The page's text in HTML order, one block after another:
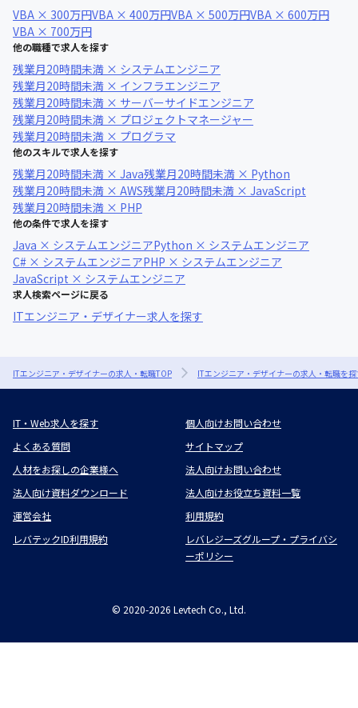
VBA × 300万円VBA × 400万円VBA × 500万円VBA × 600万円
VBA × 700万円
他の職種で求人を探す
残業月20時間未満 × システムエンジニア
残業月20時間未満 × インフラエンジニア
残業月20時間未満 × サーバーサイドエンジニア
残業月20時間未満 × プロジェクトマネージャー
残業月20時間未満 × プログラマ
他のスキルで求人を探す
残業月20時間未満 × Java残業月20時間未満 × Python
残業月20時間未満 × AWS残業月20時間未満 × JavaScript
残業月20時間未満 × PHP
他の条件で求人を探す
Java × システムエンジニアPython × システムエンジニア
C# × システムエンジニアPHP × システムエンジニア
JavaScript × システムエンジニア
求人検索ページに戻る
ITエンジニア・デザイナー求人を探す
ITエンジニア・デザイナーの求人・転職TOP ITエンジニア・デザイナーの求人・転職を
IT・Web求人を探す
個人向けお問い合わせ
よくある質問
サイトマップ
人材をお探しの企業様へ
法人向けお問い合わせ
法人向け資料ダウンロード
法人向けお役立ち資料一覧
運営会社
利用規約
レバテックID利用規約
レバレジーズグループ・プライバシ
ーポリシー
© 2020-2026 Levtech Co., Ltd.